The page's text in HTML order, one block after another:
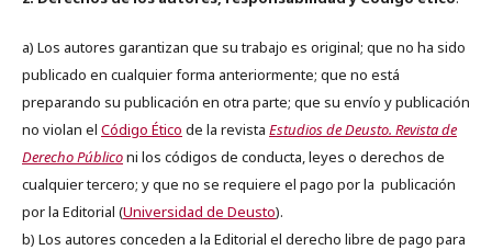
a) Los autores garantizan que su trabajo es original; que no ha sido
publicado en cualquier forma anteriormente; que no está
preparando su publicación en otra parte; que su envío y publicación
no violan el Código Ético de la revista Estudios de Deusto. Revista de
Derecho Públiconi los códigos de conducta, leyes o derechos de
cualquier tercero; y que no se requiere el pago por la publicación
por la Editorial (Universidad de Deusto).
b) Los autores conceden a la Editorial el derecho libre de pago para